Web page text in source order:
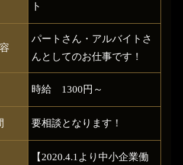
ト
パートさん・アルバイトさ
んとしてのお仕事です！
時給 1300円～
要相談となります！
【2020.4.1より中小企業働